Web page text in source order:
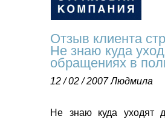
Отзыв клиента
Не знаю куда
обращениях в
12 / 02 / 2007Людмила
Не знаю куда уходят